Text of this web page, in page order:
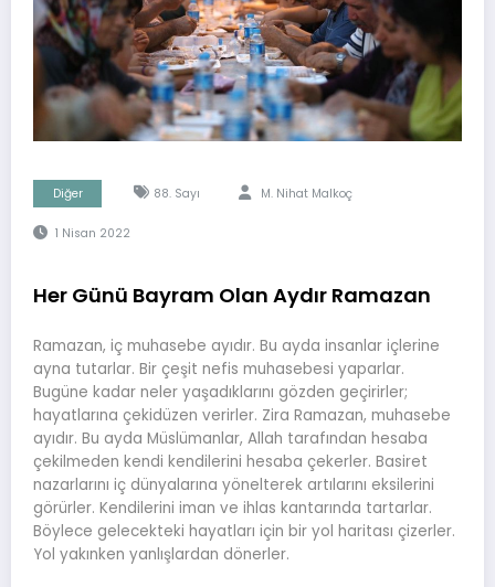
Diğer 88. Sayı M. Nihat Malkoç
1 Nisan 2022
Her Günü Bayram Olan Aydır Ramazan
Ramazan, iç muhasebe ayıdır. Bu ayda insanlar içlerine
ayna tutarlar. Bir çeşit nefis muhasebesi yaparlar.
Bugüne kadar neler yaşadıklarını gözden geçirirler;
hayatlarına çekidüzen verirler. Zira Ramazan, muhasebe
ayıdır. Bu ayda Müslümanlar, Allah tarafından hesaba
çekilmeden kendi kendilerini hesaba çekerler. Basiret
nazarlarını iç dünyalarına yönelterek artılarını eksilerini
görürler. Kendilerini iman ve ihlas kantarında tartarlar.
Böylece gelecekteki hayatları için bir yol haritası çizerler.
Yol yakınken yanlışlardan dönerler.